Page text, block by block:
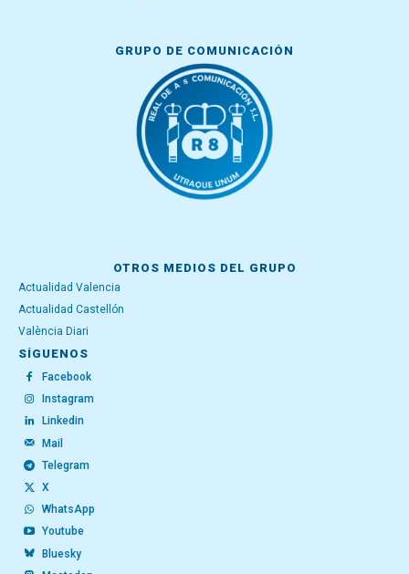
GRUPO DE COMUNICACIÓN
OTROS MEDIOS DEL GRUPO
Actualidad Valencia
Actualidad Castellón
València Diari
SÍGUENOS
Facebook
Instagram
Linkedin
Mail
Telegram
X
WhatsApp
Youtube
Bluesky